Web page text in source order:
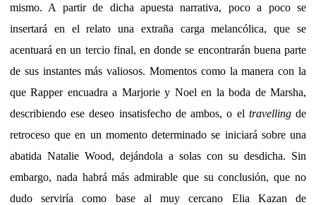
mismo. A partir de dicha apuesta narrativa, poco a poco se
insertará en el relato una extraña carga melancólica, que se
acentuará en un tercio final, en donde se encontrarán buena parte
de sus instantes más valiosos. Momentos como la manera con la
que Rapper encuadra a Marjorie y Noel en la boda de Marsha,
describiendo ese deseo insatisfecho de ambos, o el travellingde
retroceso que en un momento determinado se iniciará sobre una
abatida Natalie Wood, dejándola a solas con su desdicha. Sin
embargo, nada habrá más admirable que su conclusión, que no
dudo serviría como base al muy cercano Elia Kazan de